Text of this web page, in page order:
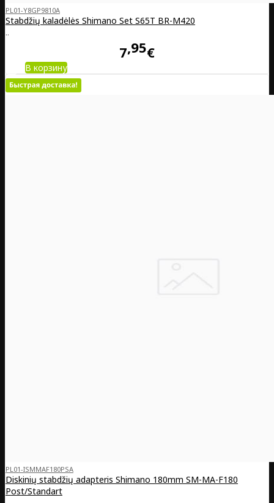
PL01-Y8GP9810A
Stabdžių kaladėlės Shimano Set S65T BR-M420
..
7 95€
В корзину
PL01-ISMMAF180PSA
Diskinių stabdžių adapteris Shimano 180mm SM-MA-F180
Post/Standart